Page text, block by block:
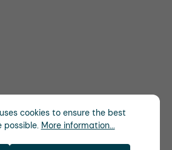
cookies to ensure the best
possible. More information...